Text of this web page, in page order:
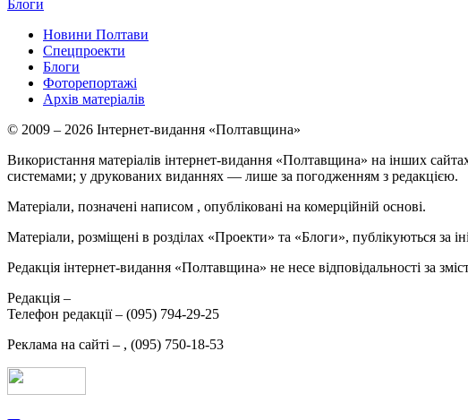
Блоги
Новини Полтави
Спецпроекти
Блоги
Фоторепортажі
Архів матеріалів
© 2009 – 2026 Інтернет-видання «Полтавщина»
Використання матеріалів інтернет-видання «Полтавщина» на інших
системами; у друкованих виданнях — лише за погодженням з редакцією.
Матеріали, позначені написом , опубліковані на комерційній основі.
Матеріали, розміщені в розділах «Проекти» та «Блоги», публікуються за
Редакція інтернет-видання «Полтавщина» не несе відповідальності за
Редакція –
Телефон редакції – (095) 794-29-25
Реклама на сайті – , (095) 750-18-53